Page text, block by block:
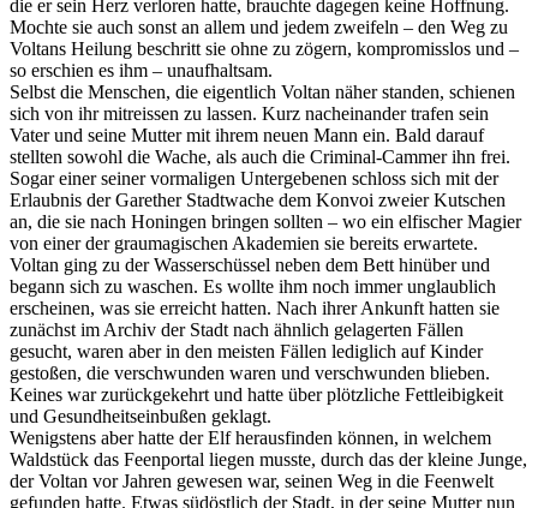
die er sein Herz verloren hatte, brauchte dagegen keine Hoffnung.
Mochte sie auch sonst an allem und jedem zweifeln – den Weg zu
Voltans Heilung beschritt sie ohne zu zögern, kompromisslos und –
so erschien es ihm – unaufhaltsam.
Selbst die Menschen, die eigentlich Voltan näher standen, schienen
sich von ihr mitreissen zu lassen. Kurz nacheinander trafen sein
Vater und seine Mutter mit ihrem neuen Mann ein. Bald darauf
stellten sowohl die Wache, als auch die Criminal-Cammer ihn frei.
Sogar einer seiner vormaligen Untergebenen schloss sich mit der
Erlaubnis der Garether Stadtwache dem Konvoi zweier Kutschen
an, die sie nach Honingen bringen sollten – wo ein elfischer Magier
von einer der graumagischen Akademien sie bereits erwartete.
Voltan ging zu der Wasserschüssel neben dem Bett hinüber und
begann sich zu waschen. Es wollte ihm noch immer unglaublich
erscheinen, was sie erreicht hatten. Nach ihrer Ankunft hatten sie
zunächst im Archiv der Stadt nach ähnlich gelagerten Fällen
gesucht, waren aber in den meisten Fällen lediglich auf Kinder
gestoßen, die verschwunden waren und verschwunden blieben.
Keines war zurückgekehrt und hatte über plötzliche Fettleibigkeit
und Gesundheitseinbußen geklagt.
Wenigstens aber hatte der Elf herausfinden können, in welchem
Waldstück das Feenportal liegen musste, durch das der kleine Junge,
der Voltan vor Jahren gewesen war, seinen Weg in die Feenwelt
gefunden hatte. Etwas südöstlich der Stadt, in der seine Mutter nun